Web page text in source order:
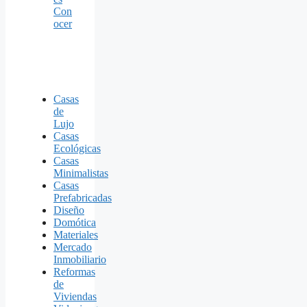
Con
ocer
Casas
de
Lujo
Casas
Ecológicas
Casas
Minimalistas
Casas
Prefabricadas
Diseño
Domótica
Materiales
Mercado
Inmobiliario
Reformas
de
Viviendas